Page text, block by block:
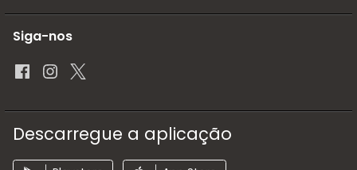
Siga-nos
Descarregue a aplicação